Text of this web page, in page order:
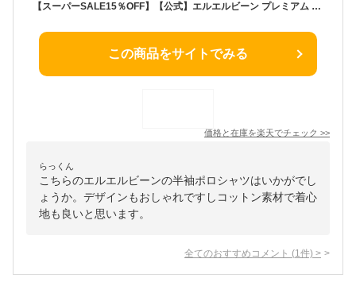
【スーパーSALE15％OFF】【公式】エルエルビーン プレミアム ダブル エル ポロシャツ 赤のビーン ブーツの刺繍入り | メンズ アウトドア ブランド 半袖 防シワ l.l.bean llbean llビーン 半袖ポロシャツ 衿 襟付き ロゴ入り ワンポイント 綿100 コットン
この商品をサイトでみる
価格と在庫を楽天でチェック >>
らっくん
こちらのエルエルビーンの半袖ポロシャツはいかがでし
ょうか。デザインもおしゃれですしコットン素材で着心
地も良いと思います。
全てのおすすめコメント (1 件) >